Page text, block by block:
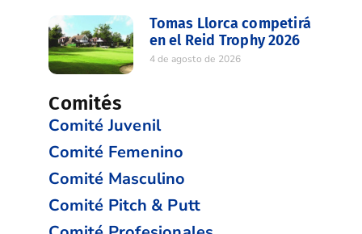
Tomas Llorca competirá
en el Reid Trophy 2026
4 de agosto de 2026
Comités
Comité Juvenil
Comité Femenino
Comité Masculino
Comité Pitch & Putt